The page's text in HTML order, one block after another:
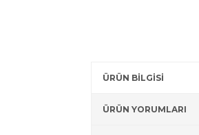
ÜRÜN BİLGİSİ
ÜRÜN YORUMLARI